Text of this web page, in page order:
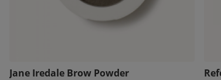
Jane Iredale Brow Powder